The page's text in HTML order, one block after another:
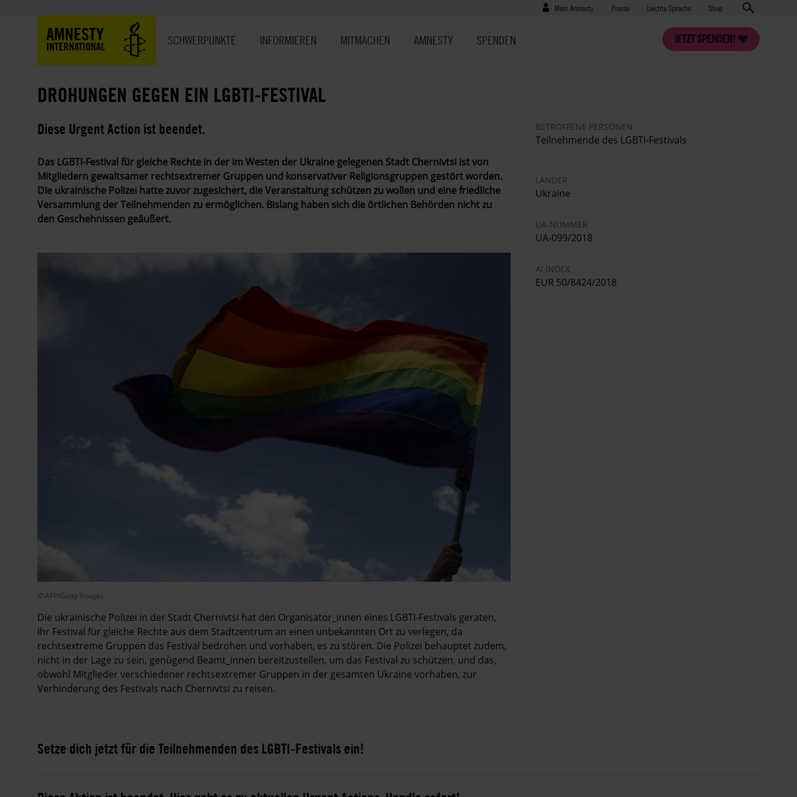
Benutzermenü
Mein Amnesty Presse
Presse Leichte Sprache Shop
AMNESTY
INTERNATIONAL
JETZT SPENDEN!
SCHWERPUNKTE INFORMIEREN MITMACHEN AMNESTY SPENDEN
DROHUNGEN GEGEN EIN LGBTI-FESTIVAL
Diese Urgent Action ist beendet.
Das LGBTI-Festival für gleiche Rechte in der im Westen der Ukraine gelegenen Stadt Chernivtsi ist von
Mitgliedern gewaltsamer rechtsextremer Gruppen und konservativer Religionsgruppen gestört worden.
Die ukrainische Polizei hatte zuvor zugesichert, die Veranstaltung schützen zu wollen und eine friedliche
Versammlung der Teilnehmenden zu ermöglichen. Bislang haben sich die örtlichen Behörden nicht zu
den Geschehnissen geäußert.
© AFP/Getty Images
Die ukrainische Polizei in der Stadt Chernivtsi hat den Organisator_innen eines LGBTI-Festivals geraten,
ihr Festival für gleiche Rechte aus dem Stadtzentrum an einen unbekannten Ort zu verlegen, da
rechtsextreme Gruppen das Festival bedrohen und vorhaben, es zu stören. Die Polizei behauptet zudem,
nicht in der Lage zu sein, genügend Beamt_innen bereitzustellen, um das Festival zu schützen, und das,
obwohl Mitglieder verschiedener rechtsextremer Gruppen in der gesamten Ukraine vorhaben, zur
Verhinderung des Festivals nach Chernivtsi zu reisen.
BETROFFENE PERSONEN
Teilnehmende des LGBTI-Festivals
LÄNDER
Ukraine
UA-NUMMER
UA-099/2018
AI INDEX
EUR 50/8424/2018
Setze dich jetzt für die Teilnehmenden des LGBTI-Festivals ein!